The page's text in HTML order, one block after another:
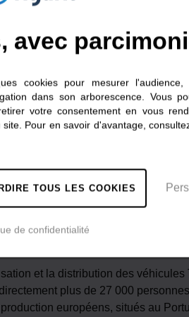
le transport routier de
propose une plateforme de
fourniture du carburant
sur mesure et un paiement à
et la distribution des véhicules
plus de 27 000
européens, situés au
avec
cookies pour mesurer l'audience,
dans son arborescence. Vous
votre consentement en vous
site. Pour en savoir d'avantage,
TOUS LES COOKIES
de confidentialité